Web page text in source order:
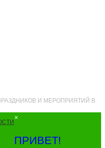
И МЕРОПРИЯТИЙ В
×
ПРИВЕТ!